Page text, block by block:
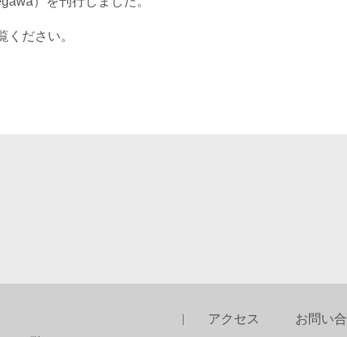
ください。
アクセス お問い